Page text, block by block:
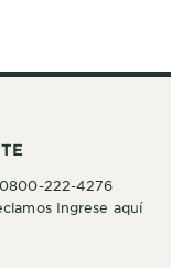
222-4276
Ingrese aquí